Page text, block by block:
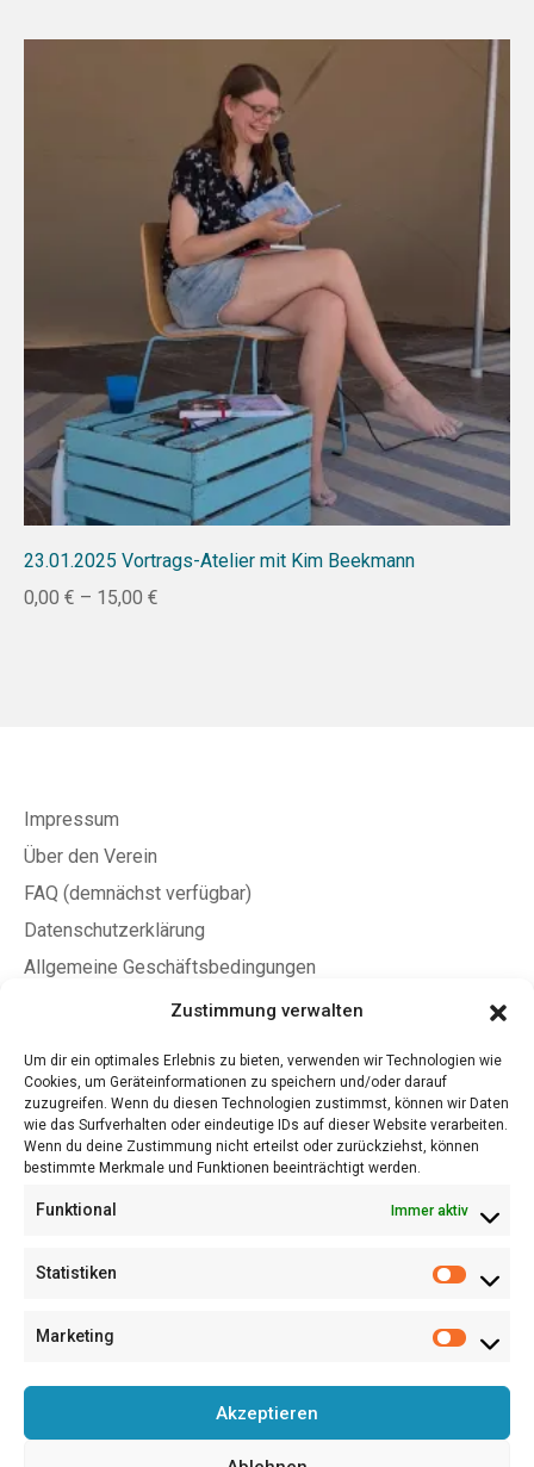
Zustimmung verwalten
Um dir ein optimales Erlebnis zu bieten, verwenden wir Technologien wie
Cookies, um Geräteinformationen zu speichern und/oder darauf
zuzugreifen. Wenn du diesen Technologien zustimmst, können wir Daten
wie das Surfverhalten oder eindeutige IDs auf dieser Website verarbeiten.
Wenn du deine Zustimmung nicht erteilst oder zurückziehst, können
bestimmte Merkmale und Funktionen beeinträchtigt werden.
Funktional Immer aktiv
Statistiken
Marketing
Akzeptieren
23.01.2025 Vortrags-Atelier mit Kim Beekmann
0,00 € – 15,00 €
Impressum
Über den Verein
FAQ (demnächst verfügbar)
Datenschutzerklärung
Allgemeine Geschäftsbedingungen
Jetzt Mitglied werden
Jetzt Fördermitglied werden
Satzung (PDF)
Beitragsordnung (PDF)
A4 Flyer/Aushang (PDF)
Lettering in Deutschland e. V.